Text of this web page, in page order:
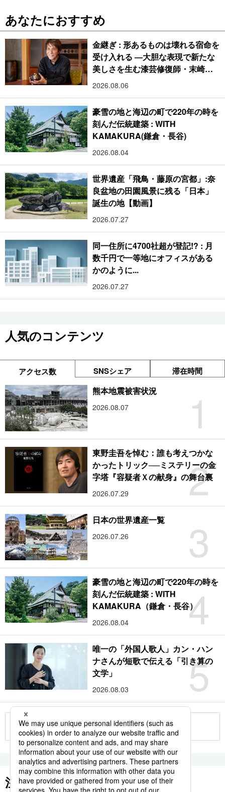
あなたにおすすめ
金継ぎ : 形あるものは壊れる宿命を
受け入れる ―大胆な表現で新たな
美しさを生む漆芸修復師・末崎広
樹
2026.08.06
豪雪の地と海辺の町で220年の時を
刻んだ伝統建築 : WITH
KAMAKURA(鎌倉・長谷)
2026.08.04
世界遺産「飛鳥・藤原の宮都」:奈
良盆地の田園風景に残る「日本」
誕生の地【動画】
2026.07.27
同一住所に4700社超が登記!? : 月
数千円で一等地にオフィスがある
かのように...
2026.07.27
人気のコンテンツ
アクセス数 SNSシェア 滞在時間
1
熊本地震被害状況
2026.08.07
2
東野圭吾を悼む：誰も考えつかな
かったトリック──ミステリーの金
字塔『容疑者Ｘの献身』の舞台裏
2026.07.29
3
日本の世界遺産一覧
2026.07.26
4
豪雪の地と海辺の町で220年の時を
刻んだ伝統建築 : WITH
KAMAKURA（鎌倉・長谷）
2026.08.04
5
唯一の「外国人歌人」カン・ハン
ナさんが短歌で伝える「引き算の
文学」
2026.08.03
もっと見る
注目のキーワード